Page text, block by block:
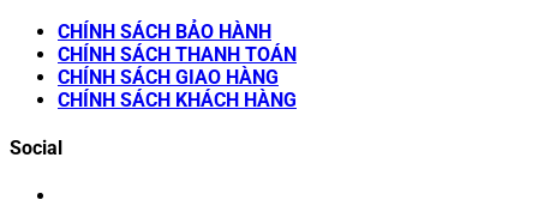
CHÍNH SÁCH BẢO HÀNH
CHÍNH SÁCH THANH TOÁN
CHÍNH SÁCH GIAO HÀNG
CHÍNH SÁCH KHÁCH HÀNG
Social